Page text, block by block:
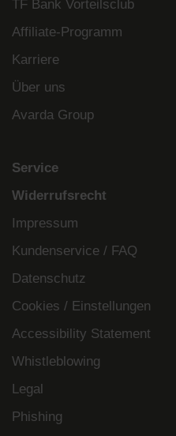
TF Bank Vorteilsclub
Affiliate-Programm
Karriere
Über uns
Avarda Group
Service
Widerrufsrecht
Impressum
Kundenservice / FAQ
Datenschutz
Cookies / Einstellungen
Accessibility Statement
Whistleblowing
Legal
Phishing